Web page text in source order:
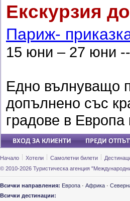
Екскурзия
Париж-
15 юни – 27 юни
Едно вълнуващо
допълнено със
градове в
Начало Хотели Самолетни билети
© 2010-2026 Туристическа агенция
Всички направления: Европа · Африка ·
Всички дестинации: